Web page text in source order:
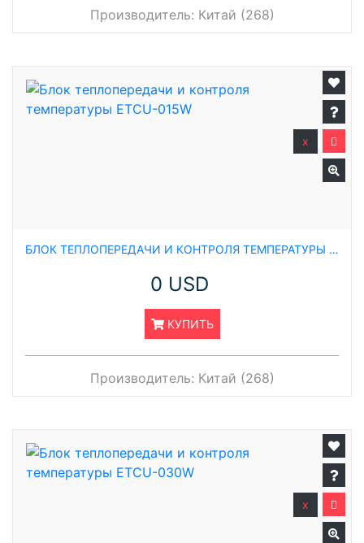
Производитель: Китай (268)
БЛОК ТЕПЛОПЕРЕДАЧИ И КОНТРОЛЯ ТЕМПЕРАТУРЫ ETCU-015W
0 USD
КУПИТЬ
x
Производитель: Китай (268)
x